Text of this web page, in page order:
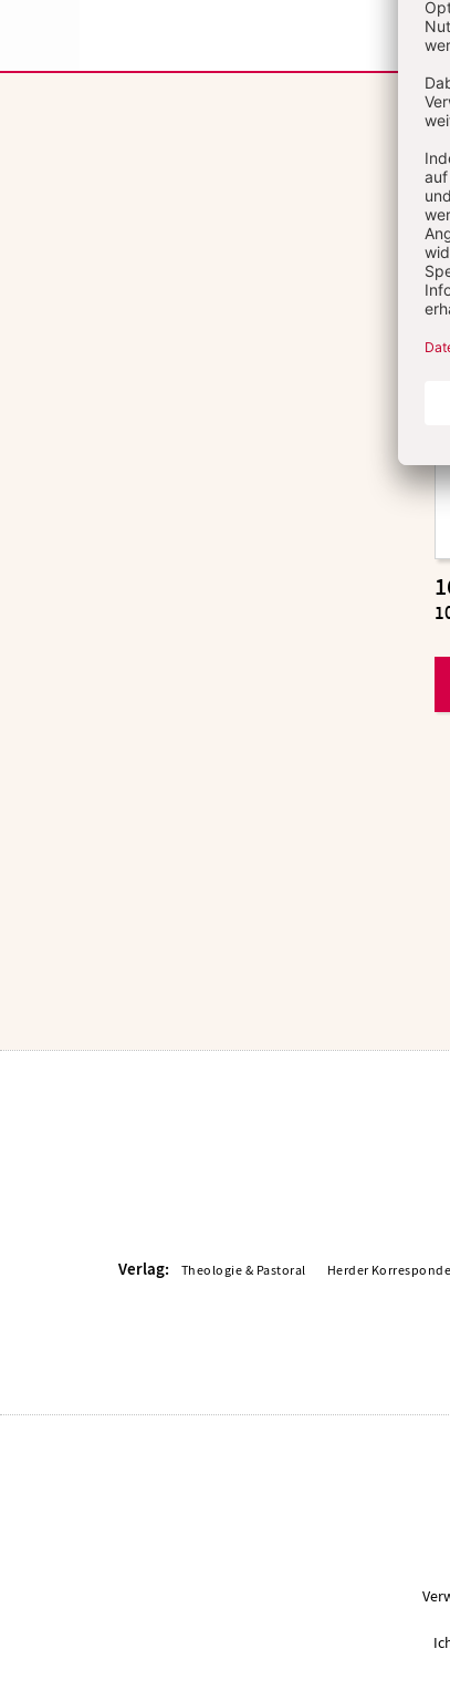
:
Verlag: Theologie & Pastoral Herder